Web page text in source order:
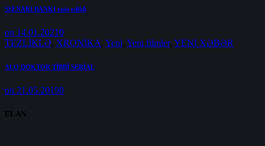
SSENARI BANKI təsis edildi
on 14.01.20210
TEZLİKLƏ, XRONİKA, Yeni, Yeni filmler, YENİ XƏBƏR
ALO DOKTOR TİBBİ SERİAL
on 21.05.20190
ELAN